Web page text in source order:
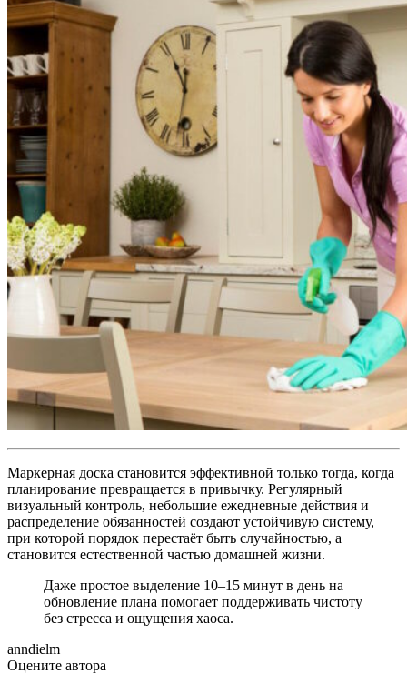
Маркерная доска становится эффективной только тогда, когда
планирование превращается в привычку. Регулярный
визуальный контроль, небольшие ежедневные действия и
распределение обязанностей создают устойчивую систему,
при которой порядок перестаёт быть случайностью, а
становится естественной частью домашней жизни.
Даже простое выделение 10–15 минут в день на
обновление плана помогает поддерживать чистоту
без стресса и ощущения хаоса.
anndielm
Оцените автора